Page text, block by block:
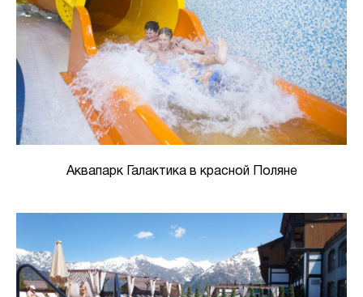
Аквапарк Галактика в красной Поляне